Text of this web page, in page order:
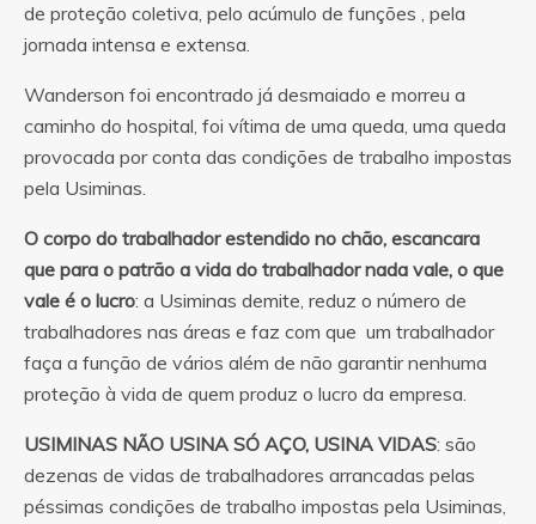
de proteção coletiva, pelo acúmulo de funções , pela
jornada intensa e extensa.
Wanderson foi encontrado já desmaiado e morreu a
caminho do hospital, foi vítima de uma queda, uma queda
provocada por conta das condições de trabalho impostas
pela Usiminas.
O corpo do trabalhador estendido no chão, escancara
que para o patrão a vida do trabalhador nada vale, o que
vale é o lucro: a Usiminas demite, reduz o número de
trabalhadores nas áreas e faz com que um trabalhador
faça a função de vários além de não garantir nenhuma
proteção à vida de quem produz o lucro da empresa.
USIMINAS NÃO USINA SÓ AÇO, USINA VIDAS: são
dezenas de vidas de trabalhadores arrancadas pelas
péssimas condições de trabalho impostas pela Usiminas,